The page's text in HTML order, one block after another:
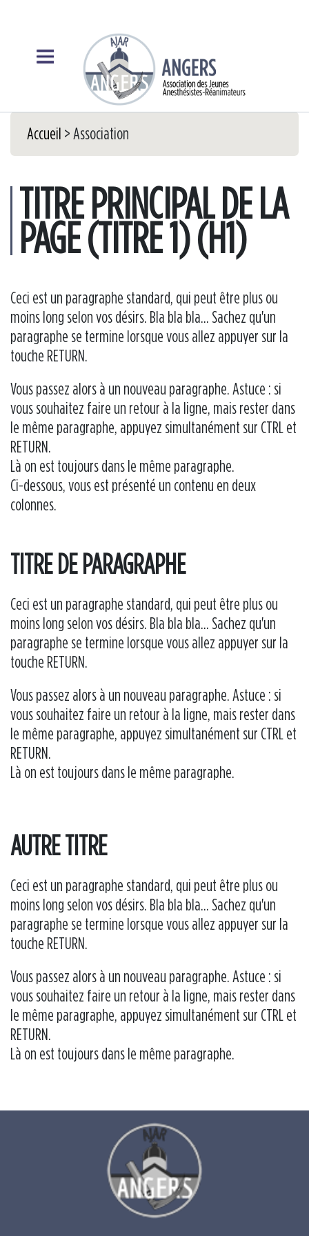
Accueil > Association
TITRE PRINCIPAL DE LA
PAGE (TITRE 1) (H1)
Ceci est un paragraphe standard, qui peut être plus ou
moins long selon vos désirs. Bla bla bla... Sachez qu'un
paragraphe se termine lorsque vous allez appuyer sur la
touche RETURN.
Vous passez alors à un nouveau paragraphe. Astuce : si
vous souhaitez faire un retour à la ligne, mais rester dans
le même paragraphe, appuyez simultanément sur CTRL et
RETURN.
Là on est toujours dans le même paragraphe.
Ci-dessous, vous est présenté un contenu en deux
colonnes.
TITRE DE PARAGRAPHE
Ceci est un paragraphe standard, qui peut être plus ou
moins long selon vos désirs. Bla bla bla... Sachez qu'un
paragraphe se termine lorsque vous allez appuyer sur la
touche RETURN.
Vous passez alors à un nouveau paragraphe. Astuce : si
vous souhaitez faire un retour à la ligne, mais rester dans
le même paragraphe, appuyez simultanément sur CTRL et
RETURN.
Là on est toujours dans le même paragraphe.
AUTRE TITRE
Ceci est un paragraphe standard, qui peut être plus ou
moins long selon vos désirs. Bla bla bla... Sachez qu'un
paragraphe se termine lorsque vous allez appuyer sur la
touche RETURN.
Vous passez alors à un nouveau paragraphe. Astuce : si
vous souhaitez faire un retour à la ligne, mais rester dans
le même paragraphe, appuyez simultanément sur CTRL et
RETURN.
Là on est toujours dans le même paragraphe.